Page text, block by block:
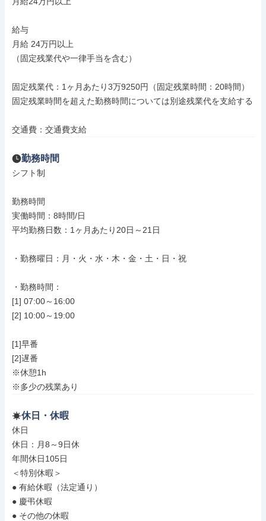
給与
月給 24万円以上
（固定残業代や一律手当を含む）
固定残業代：1ヶ月あたり3万9250円（固定残業時間：20時間）
固定残業時間を超えた勤務時間については別途残業代を支給する
交通費：交通費支給
勤務時間
シフト制
勤務時間
実働時間：8時間/日
平均勤務日数：1ヶ月あたり20日～21日
・勤務曜日：月・火・水・木・金・土・日・祝
・勤務時間：
[1] 07:00～16:00
[2] 10:00～19:00
[1]早番
[2]遅番
※休憩1h
※多少の残業あり
休日・休暇
休日
休日：月8～9日休
年間休日105日
＜特別休暇＞
● 有給休暇（法定通り）
● 慶弔休暇
● その他の休暇